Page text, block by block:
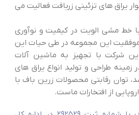
یراق های تزئینی زربافت فعالیت می
خط مشی الویت در کیفیت و نوآوری
موفقیت این مجموعه در طی حیات این
شرکت با تجهیز به ماشین آلات
زمینه طراحی و تولید انواع یراق های
توان رقابتی محصولات زرین باف با
از افتخارات ماست.